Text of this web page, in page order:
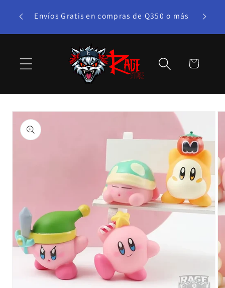
directamente
bono! Envíos Gratis en compras de Q350 o más
Carrito
directamente
a la
información
del producto